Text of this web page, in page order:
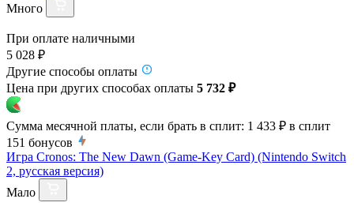
Много
При оплате наличными
5 028 ₽
Другие способы оплаты
Цена при других способах оплаты 5 732 ₽
Сумма месячной платы, если брать в сплит: 1 433 ₽ в сплит
151 бонусов
Игра Cronos: The New Dawn (Game-Key Card) (Nintendo Switch
2, русская версия)
Мало